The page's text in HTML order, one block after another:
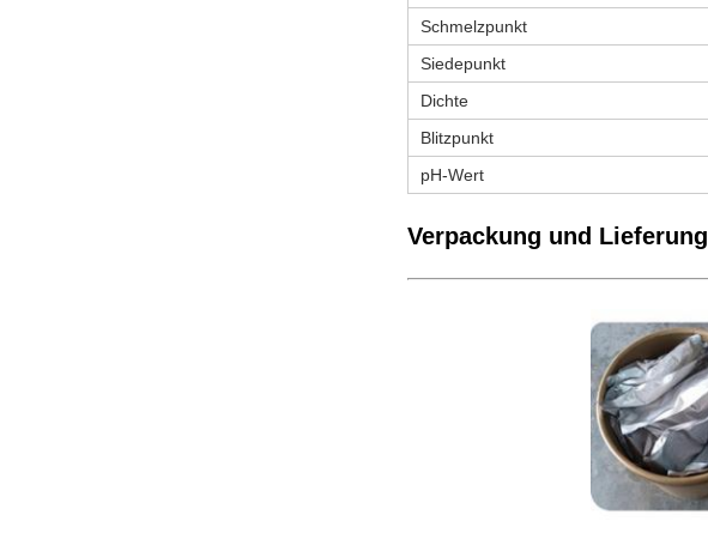
Schmelzpunkt
Siedepunkt
Dichte
Blitzpunkt
pH-Wert
Verpackung und Lieferung